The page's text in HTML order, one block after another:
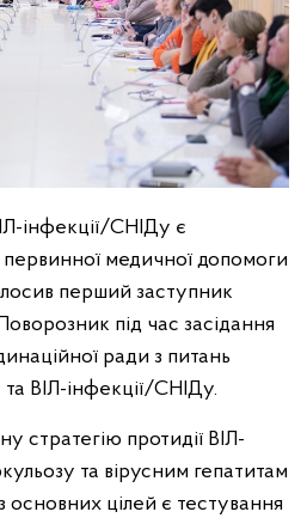
інфекції/СНІДу є
первинної медичної допомоги
перший заступник
під час засідання
ради з питань
ВІЛ-інфекції/СНІДу.
стратегію протидії ВІЛ-
та вірусним гепатитам
цілей є тестування